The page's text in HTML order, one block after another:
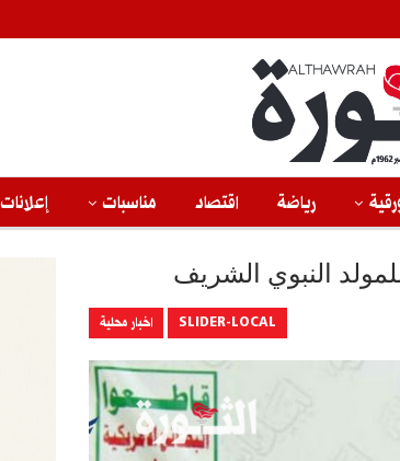
رياضة اقتصاد مناسبات إعلانات
النبوي الشريف
SLIDER-LOCAL اخبار محلية